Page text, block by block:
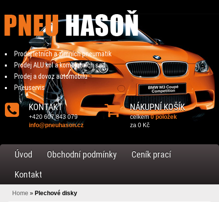
Prodej letních a zimních pneumatik
Prodej ALU kol a kompletních sad
Prodej a dovoz automobilu
Pneuservis
KONTAKT
+420 607 843 079
info@pneuhason.cz
NÁKUPNÍ KOŠÍK
celkem0 položek
za 0 Kč
Úvod Obchodní podmínky
Ceník prací
Kontakt
Home » Plechové disky